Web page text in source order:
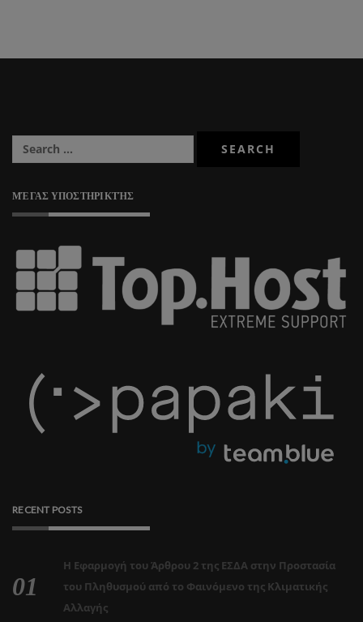
ΜΈΓΑΣ ΥΠΟΣΤΗΡΙΚΤΉΣ
RECENT POSTS
Η Εφαρμογή του Άρθρου 2 της ΕΣΔΑ στην Προστασία
του Πληθυσμού από το Φαινόμενο της Κλιματικής
Αλλαγής